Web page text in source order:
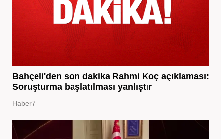
Bahçeli'den son dakika Rahmi Koç açıklaması:
Soruşturma başlatılması yanlıştır
Haber7